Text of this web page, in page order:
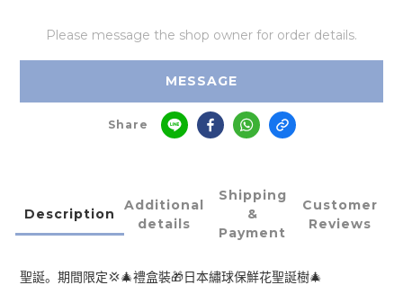
Please message the shop owner for order details.
MESSAGE
Share
Description
Additional
details
Shipping
&
Payment
Customer
Reviews
聖誕。期間限定💢🎄禮盒裝🎁 日本繡球保鮮花聖誕樹🎄